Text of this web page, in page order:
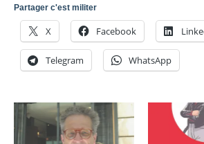
Partager c'est militer
X Facebook
Telegram WhatsApp